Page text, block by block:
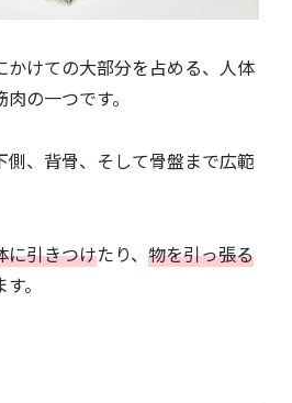
かけての大部分を占める、人体
の一つです。
、背骨、そして骨盤まで広範
に引きつけたり、 物を引っ張る
。